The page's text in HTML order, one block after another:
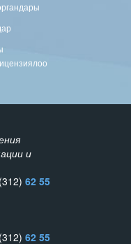
и
62 55
62 55